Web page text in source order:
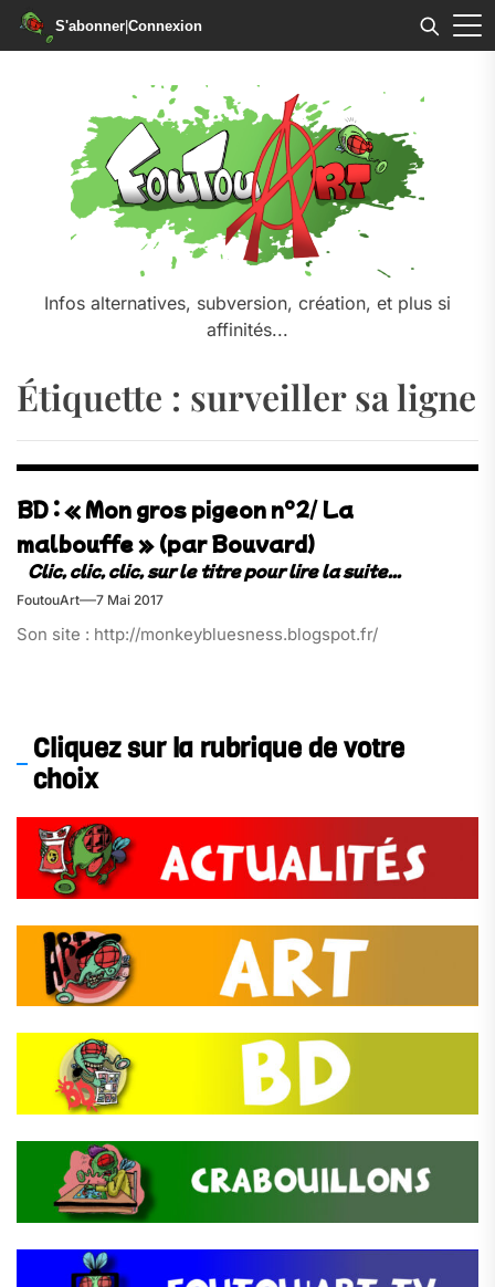
S'abonner|Connexion
Infos alternatives, subversion, création, et plus si
affinités...
Étiquette : surveiller sa ligne
BD : « Mon gros pigeon n°2/ La
malbouffe » (par Bouvard)
FoutouArt 7 Mai 2017
Son site : http://monkeybluesness.blogspot.fr/
Cliquez sur la rubrique de votre
choix